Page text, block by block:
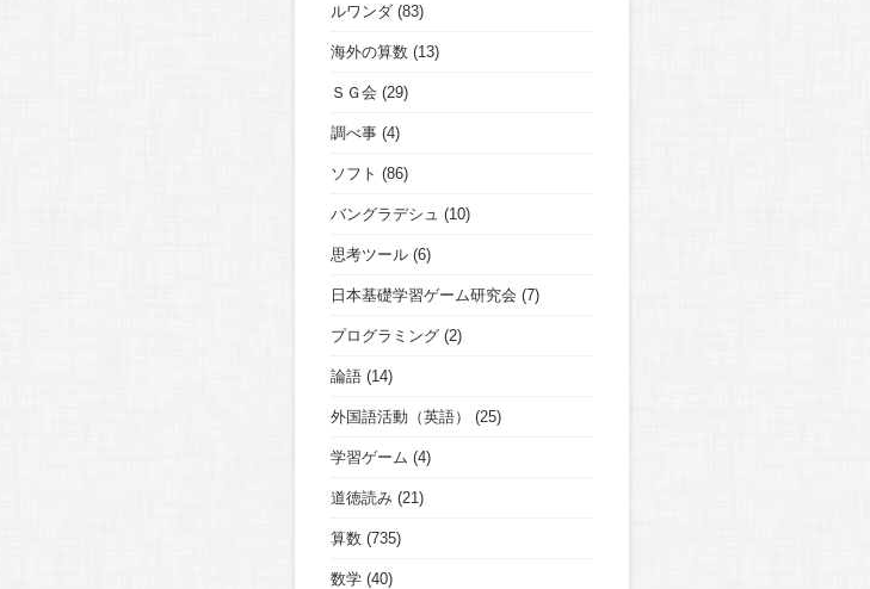
ルワンダ (83)
海外の算数 (13)
ＳＧ会 (29)
調べ事 (4)
ソフト (86)
バングラデシュ (10)
思考ツール (6)
日本基礎学習ゲーム研究会 (7)
プログラミング (2)
論語 (14)
外国語活動（英語） (25)
学習ゲーム (4)
道徳読み (21)
算数 (735)
数学 (40)